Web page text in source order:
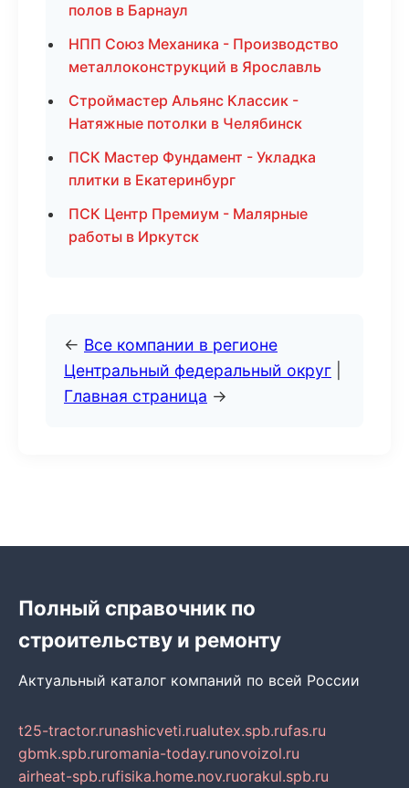
полов в Барнаул
НПП Союз Механика - Производство
металлоконструкций в Ярославль
Строймастер Альянс Классик -
Натяжные потолки в Челябинск
ПСК Мастер Фундамент - Укладка
плитки в Екатеринбург
ПСК Центр Премиум - Малярные
работы в Иркутск
← Все компании в регионе
Центральный федеральный округ
Главная страница →
Полный справочник по
строительству и ремонту
Актуальный каталог компаний по всей России
t25-tractor.runashicveti.rualutex.spb.rufas.ru
gbmk.spb.ruromania-today.runovoizol.ru
airheat-spb.rufisika.home.nov.ruorakul.spb.ru